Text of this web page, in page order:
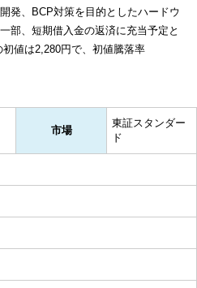
発、BCP対策を目的としたハードウ
部、短期借入金の返済に充当予定と
値は2,280円で、初値騰落率
市場
東証スタンダー
ド